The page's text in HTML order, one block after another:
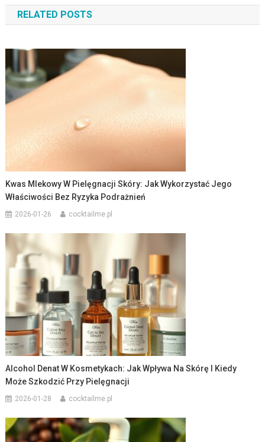
RELATED POSTS
Kwas Mlekowy W Pielęgnacji Skóry: Jak Wykorzystać Jego
Właściwości Bez Ryzyka Podrażnień
2026-01-26 cocktailme.pl
Alcohol Denat W Kosmetykach: Jak Wpływa Na Skórę I Kiedy
Może Szkodzić Przy Pielęgnacji
2026-01-28 cocktailme.pl